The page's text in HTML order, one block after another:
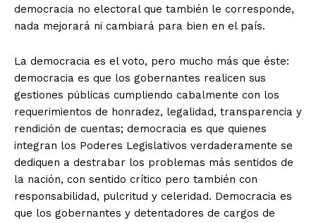
democracia no electoral que también le corresponde,
nada mejorará ni cambiará para bien en el país.
La democracia es el voto, pero mucho más que éste:
democracia es que los gobernantes realicen sus
gestiones públicas cumpliendo cabalmente con los
requerimientos de honradez, legalidad, transparencia y
rendición de cuentas; democracia es que quienes
integran los Poderes Legislativos verdaderamente se
dediquen a destrabar los problemas más sentidos de
la nación, con sentido crítico pero también con
responsabilidad, pulcritud y celeridad. Democracia es
que los gobernantes y detentadores de cargos de